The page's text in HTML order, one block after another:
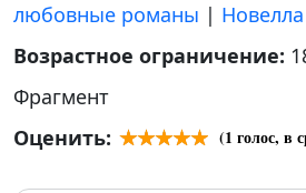
любовные романы | Новелла
Возрастное ограничение:
Фрагмент
Оценить:
(1 голос, в